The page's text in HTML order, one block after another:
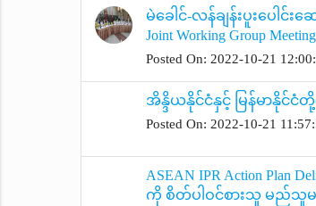
မဲခေါင်-လန်ချန်းပူးပေါ
Joint Working Group
Posted On: 2022-10-21
အိန္ဒိယနိုင်ငံနှင့် မြန်မာနို
Posted On: 2022-10-21
ASEAN IPR Action Plan
ကို စိတ်ပါဝင်စားသူ မည်သူမဆို